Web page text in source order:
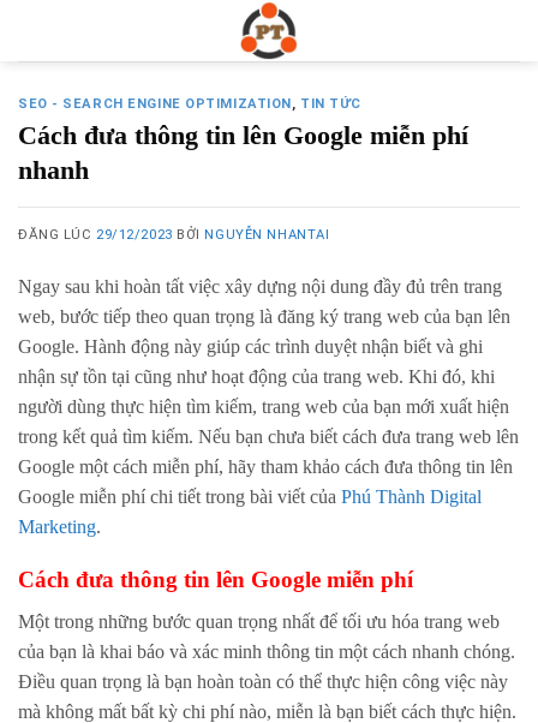
SEO - SEARCH ENGINE OPTIMIZATION, TIN TỨC
Cách đưa thông tin lên Google miễn phí
nhanh
ĐĂNG LÚC 29/12/2023 BỞI NGUYỄN NHANTAI
Ngay sau khi hoàn tất việc xây dựng nội dung đầy đủ trên trang
web, bước tiếp theo quan trọng là đăng ký trang web của bạn lên
Google. Hành động này giúp các trình duyệt nhận biết và ghi
nhận sự tồn tại cũng như hoạt động của trang web. Khi đó, khi
người dùng thực hiện tìm kiếm, trang web của bạn mới xuất hiện
trong kết quả tìm kiếm. Nếu bạn chưa biết cách đưa trang web lên
Google một cách miễn phí, hãy tham khảo cách đưa thông tin lên
Google miễn phí chi tiết trong bài viết của Phú Thành Digital
Marketing.
Cách đưa thông tin lên Google miễn phí
Một trong những bước quan trọng nhất để tối ưu hóa trang web
của bạn là khai báo và xác minh thông tin một cách nhanh chóng.
Điều quan trọng là bạn hoàn toàn có thể thực hiện công việc này
mà không mất bất kỳ chi phí nào, miễn là bạn biết cách thực hiện.